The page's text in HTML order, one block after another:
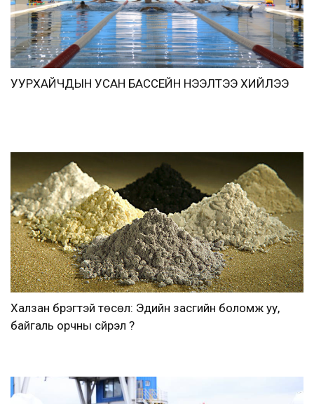
УУРХАЙЧДЫН УСАН БАССЕЙН НЭЭЛТЭЭ ХИЙЛЭЭ
Халзан бүрэгтэй төсөл: Эдийн засгийн боломж уу,
байгаль орчны сүйрэл үү?